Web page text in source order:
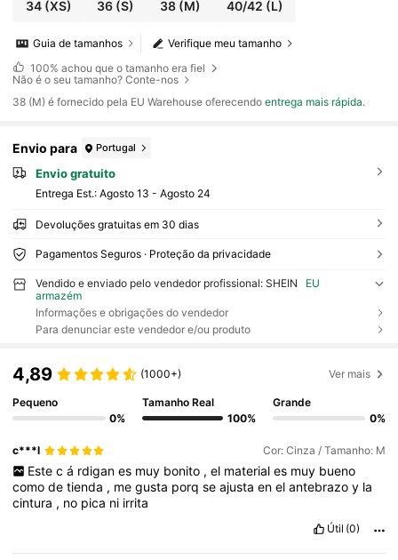
34(XS) 36 (S) 38(M) 40/42 (L)
Verifique meu tamanho
Guia de tamanhos
100% achou que o tamanho era fiel
Não é o seu tamanho? Conte-nos
​38 (M) é fornecido pela EU Warehouse oferecendoentrega mais rápida.
Envio para Portugal
Envio gratuito
Entrega Est.: Agosto 13 - Agosto 24
Devoluções gratuitas em 30 dias
Pagamentos Seguros · Proteção da privacidade
Vendido e enviado pelo vendedor profissional: SHEIN
EU
armazém
Informações e obrigações do vendedor
Para denunciar este vendedor e/ou produto
4,89 (1000+) Ver mais
Pequeno
0%
Tamanho Real
100%
Grande
0%
c***l Cor: Cinza / Tamanho: M
Este c á rdigan es muy bonito , el material es muy bueno
comodetienda , megusta porqseajustaenelantebrazoy la
cintura , no pica ni irrita
Útil (0)